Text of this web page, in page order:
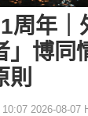
周年｜
」博同
則
2026-08-07